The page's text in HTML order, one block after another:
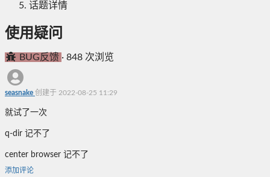
话题详情
使用疑问
BUG反馈 · 848 次浏览
seasnake 创建于 2022-08-25 11:29
就试了一次
q-dir 记不了
center browser 记不了
添加评论